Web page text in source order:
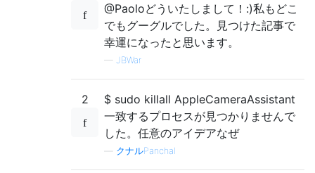
@Paoloどういたしまして！:)私もどこ
でもグーグルでした。見つけた記事で
幸運になったと思います。
— JBWar
2
$ sudo killall AppleCameraAssistant
一致するプロセスが見つかりませんで
した。任意のアイデアなぜ
クナルPanchal